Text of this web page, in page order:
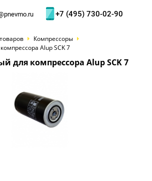
+7 (495) 730-02-90
Компрессоры
Alup SCK 7
для компрессора Alup SCK 7